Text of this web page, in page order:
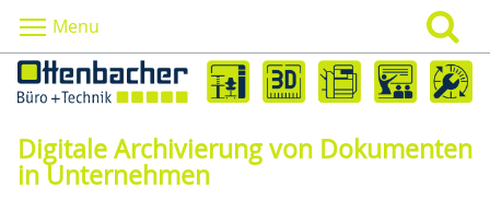
Menu
Digitale Archivierung von Dokumenten
in Unternehmen